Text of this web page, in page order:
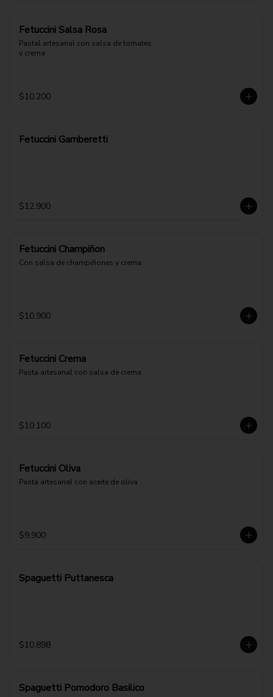
Fetuccini Salsa Rosa
Pastal artesanal con salsa de tomates
y crema
$10.200
Fetuccini Gamberetti
$12.900
Fetuccini Champiñon
Con salsa de champiñones y crema
$10.900
Fetuccini Crema
Pasta artesanal con salsa de crema
$10.100
Fetuccini Oliva
Pasta artesanal con aceite de oliva
$9.900
Spaguetti Puttanesca
$10.898
Spaguetti Pomodoro Basilico